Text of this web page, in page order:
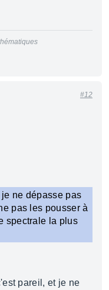
#12
ne dépasse pas
pas les pousser à
spectrale la plus
pareil, et je ne